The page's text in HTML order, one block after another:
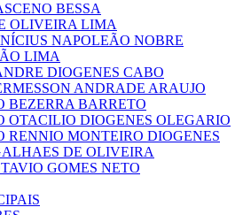
BESSA
OLIVEIRA LIMA
NAPOLEÃO NOBRE
LIMA
DIOGENES CABO
ANDRADE ARAUJO
BEZERRA BARRETO
OTACILIO DIOGENES OLEGARIO
RENNIO MONTEIRO DIOGENES
DE OLIVEIRA
GOMES NETO